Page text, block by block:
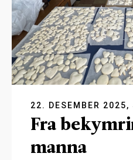
22. DESEMBER 2025,
Fra
manna